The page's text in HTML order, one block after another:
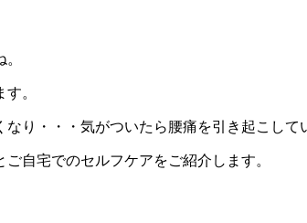
。
り・・・気がついたら腰痛を引き起こして
自宅でのセルフケアをご紹介します。